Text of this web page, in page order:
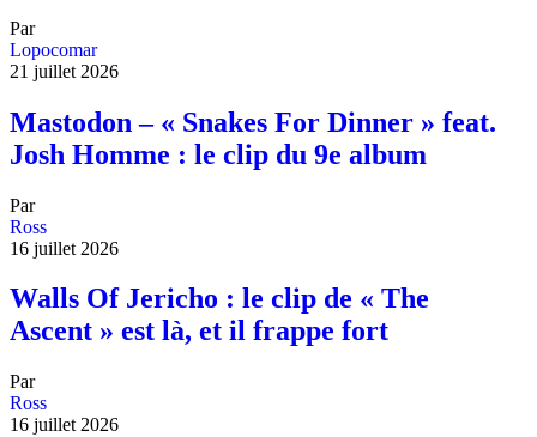
Par
Lopocomar
21 juillet 2026
Mastodon – « Snakes For Dinner » feat.
Josh Homme : le clip du 9e album
Par
Ross
16 juillet 2026
Walls Of Jericho : le clip de « The
Ascent » est là, et il frappe fort
Par
Ross
16 juillet 2026